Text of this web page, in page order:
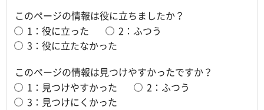
このページの情報は役に立ちましたか？
1：役に立った
2：ふつう
3：役に立たなかった
このページの情報は見つけやすかったですか？
1：見つけやすかった
2：ふつう
3：見つけにくかった